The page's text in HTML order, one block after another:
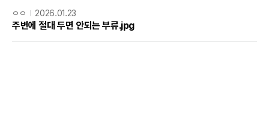
ㅇㅇ 2026.01.23
주변에 절대 두면 안되는 부류.jpg